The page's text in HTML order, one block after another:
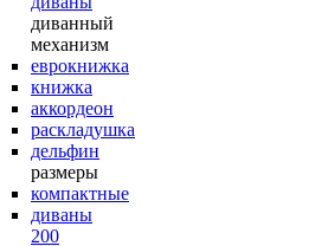
диванный
механизм
еврокнижка
книжка
аккордеон
раскладушка
дельфин
размеры
компактные
диваны
200